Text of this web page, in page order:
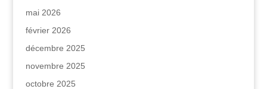
mai 2026
février 2026
décembre 2025
novembre 2025
octobre 2025